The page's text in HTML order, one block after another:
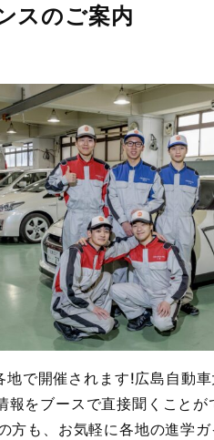
スのご案内
で開催されます!広島自動車
報をブースで直接聞くこと
方も、お気軽に各地の進学